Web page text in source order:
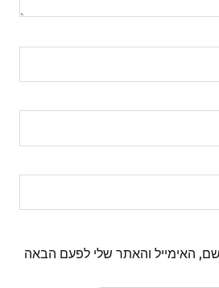
האימייל והאתר שלי לפעם הבאה